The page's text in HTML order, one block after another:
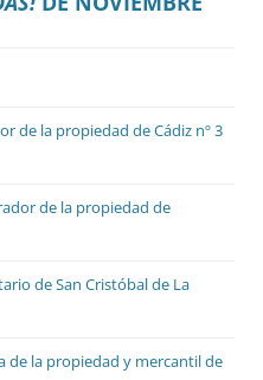
de la propiedad de Cádiz nº 3
de la propiedad de
de San Cristóbal de La
de la propiedad y mercantil de